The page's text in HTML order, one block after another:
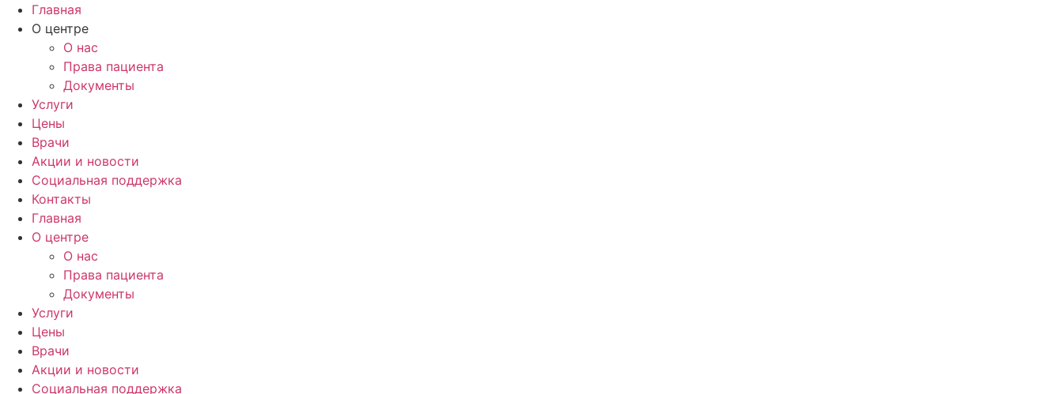
Перейти
содержимому
Главная
О центре
О нас
Права пациента
Документы
Услуги
Цены
Врачи
Акции и новости
Социальная поддержка
Контакты
Главная
О центре
О нас
Права пациента
Документы
Услуги
Цены
Врачи
Акции и новости
Социальная поддержка